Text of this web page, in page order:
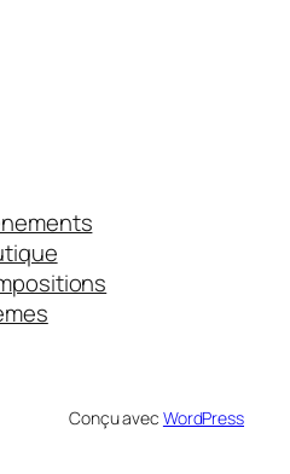
Conçu avec WordPress